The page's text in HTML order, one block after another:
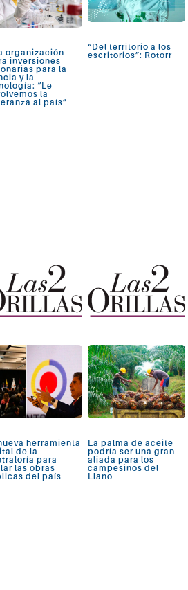
organización
inversiones
para la
y la
“Le
la
al país”
“Del territorio a los
escritorios”: Rotorr
herramienta
de la
para
las obras
del país
La palma de aceite
podría ser una gran
aliada para los
campesinos del
Llano